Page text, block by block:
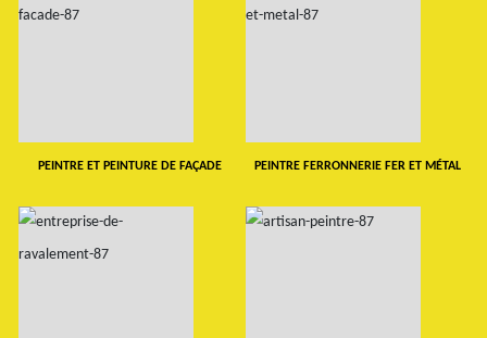
PEINTRE ET PEINTURE DE FAÇADE PEINTRE FERRONNERIE FER ET MÉTAL